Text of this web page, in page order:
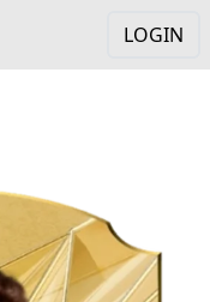
LOGIN